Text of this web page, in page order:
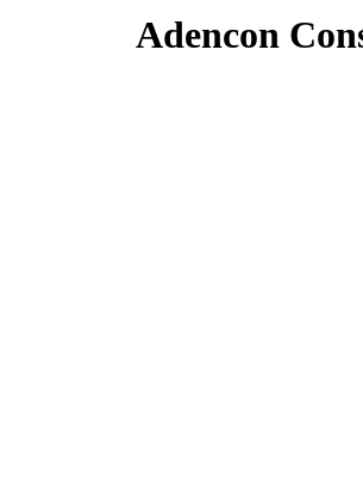
Adencon